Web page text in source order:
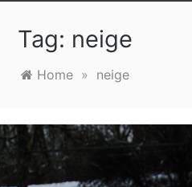
Tag: neige
Home » neige